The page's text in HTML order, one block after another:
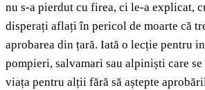
nu s-a pierdut cu firea, ci le-a explicat,
disperați aflați în pericol de moarte că
aprobarea din țară. Iată o lecție pentru
pompieri, salvamari sau alpiniști care se
viața pentru alții fără să aștepte